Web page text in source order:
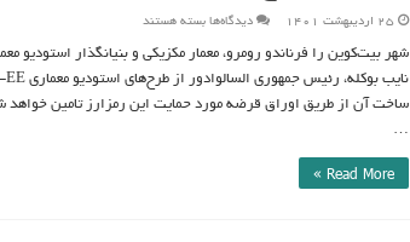
۲۵ اردیبهشت ۱۴۰۱ دیدگاه‌هابرای
از
طرح‌های
شهر
بیت‌کوین
در
السالوادور
بسته هستند
ساخت آن از طریق اوراق قرضه مورد حمایت این رمزارز تامین خواهد
…
Read More »